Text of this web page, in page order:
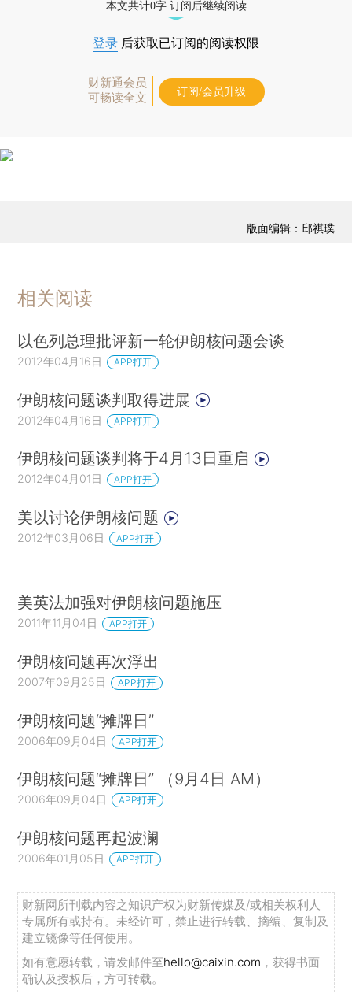
本文共计0字 订阅后继续阅读
登录 后获取已订阅的阅读权限
财新通会员
可畅读全文
订阅/会员升级
版面编辑：邱祺璞
相关阅读
以色列总理批评新一轮伊朗核问题会谈
2012年04月16日 APP打开
伊朗核问题谈判取得进展
2012年04月16日 APP打开
伊朗核问题谈判将于4月13日重启
2012年04月01日 APP打开
美以讨论伊朗核问题
2012年03月06日 APP打开
美英法加强对伊朗核问题施压
2011年11月04日 APP打开
伊朗核问题再次浮出
2007年09月25日 APP打开
伊朗核问题“摊牌日”
2006年09月04日 APP打开
伊朗核问题“摊牌日” （9月4日 AM）
2006年09月04日 APP打开
伊朗核问题再起波澜
2006年01月05日 APP打开
财新网所刊载内容之知识产权为财新传媒及/或相关权利人
专属所有或持有。未经许可，禁止进行转载、摘编、复制及
建立镜像等任何使用。
如有意愿转载，请发邮件至hello@caixin.com ，获得书面
确认及授权后，方可转载。